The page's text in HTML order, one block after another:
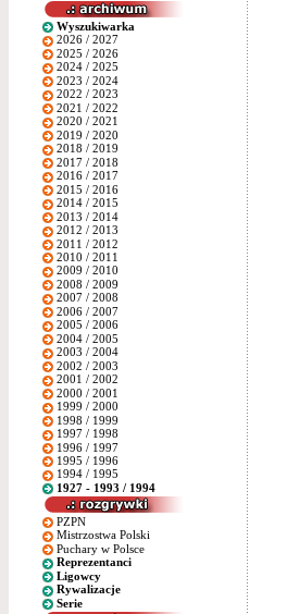
Wyszukiwarka
2026 / 2027
2025 / 2026
2024 / 2025
2023 / 2024
2022 / 2023
2021 / 2022
2020 / 2021
2019 / 2020
2018 / 2019
2017 / 2018
2016 / 2017
2015 / 2016
2014 / 2015
2013 / 2014
2012 / 2013
2011 / 2012
2010 / 2011
2009 / 2010
2008 / 2009
2007 / 2008
2006 / 2007
2005 / 2006
2004 / 2005
2003 / 2004
2002 / 2003
2001 / 2002
2000 / 2001
1999 / 2000
1998 / 1999
1997 / 1998
1996 / 1997
1995 / 1996
1994 / 1995
1927 - 1993 / 1994
PZPN
Mistrzostwa Polski
Puchary w Polsce
Reprezentanci
Ligowcy
Rywalizacje
Serie